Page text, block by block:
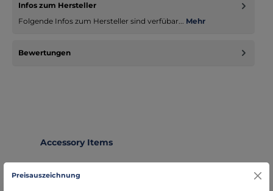
Infos zum Hersteller
Folgende Infos zum Hersteller sind verfübar... Mehr
Bewertungen
Produktgalerie überspringen
Accessory Items
Preisauszeichnung